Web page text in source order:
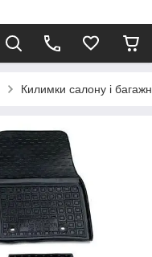
Килимки салону і